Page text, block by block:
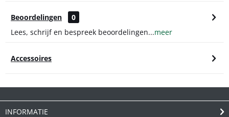
Beoordelingen
0
Lees, schrijf en bespreek beoordelingen...meer
Accessoires
INFORMATIE